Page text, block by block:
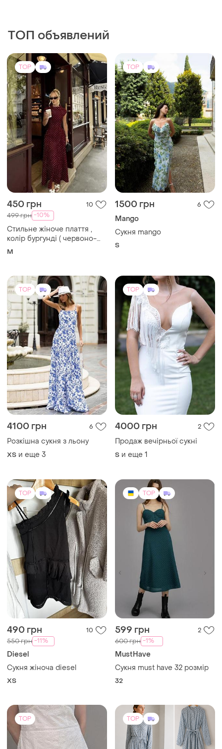
ТОП объявлений
TOP
450 грн 10
499 грн -10%
Стильне жіноче плаття ,
колір бургунді ( червоно-
бордовий ) , розмірм
M
TOP
1500 грн 6
Mango
Сукня mango
S
TOP
4100 грн 6
Розкішна сукня з льону
ХS и еще 3
TOP
4000 грн 2
Продаж вечірньої сукні
S и еще 1
TOP
490 грн 10
550 грн -11%
Diesel
Сукня жіноча diesel
ХS
TOP
599 грн 2
600 грн -1%
MustHave
Сукня must have 32 розмір
32
TOP TOP